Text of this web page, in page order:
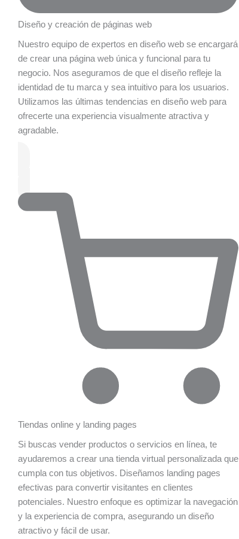
Diseño y creación de páginas web
Nuestro equipo de expertos en diseño web se encargará
de crear una página web única y funcional para tu
negocio. Nos aseguramos de que el diseño refleje la
identidad de tu marca y sea intuitivo para los usuarios.
Utilizamos las últimas tendencias en diseño web para
ofrecerte una experiencia visualmente atractiva y
agradable.
Tiendas online y landing pages
Si buscas vender productos o servicios en línea, te
ayudaremos a crear una tienda virtual personalizada que
cumpla con tus objetivos. Diseñamos landing pages
efectivas para convertir visitantes en clientes
potenciales. Nuestro enfoque es optimizar la navegación
y la experiencia de compra, asegurando un diseño
atractivo y fácil de usar.